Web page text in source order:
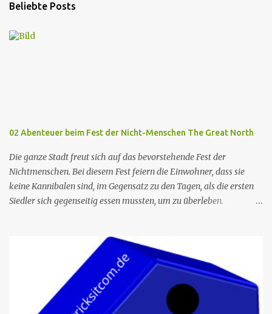
Beliebte Posts
02 Abenteuer beim Fest der Nicht-Menschen The Great North
Die ganze Stadt freut sich auf das bevorstehende Fest der
Nichtmenschen. Bei diesem Fest feiern die Einwohner, dass sie
keine Kannibalen sind, im Gegensatz zu den Tagen, als die ersten
Siedler sich gegenseitig essen mussten, um zu überleben.
des Festes, und so beschließt Ham, die neue Cake Lady zu werden,
um den Tag zu retten. Er hält dies vor seiner Familie geheim, die
befürchtet, dass das Fest ohne den Kuchen ein Flop wird. Leider
fühlt sich Ham zu sehr unter Druck gesetzt und kann nicht backen.
Judy hilft ihm schließlich, und sie backen einen fabelhaften